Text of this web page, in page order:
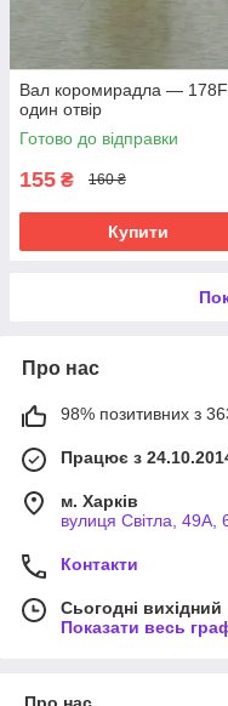
Вал коромирадла — 178F
один отвір
Готово до відправки
155 ₴ 160 ₴
Купити
Про нас
98% позитивних з 363
Працює з
м. Харків
вулиця Світла, 49А,
Контакти
Сьогодні вихідний
Показати весь